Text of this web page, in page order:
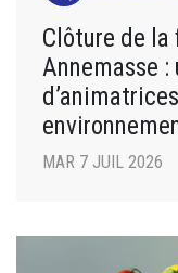
Clôture de
Annemasse
MAR 7 JUIL 2026